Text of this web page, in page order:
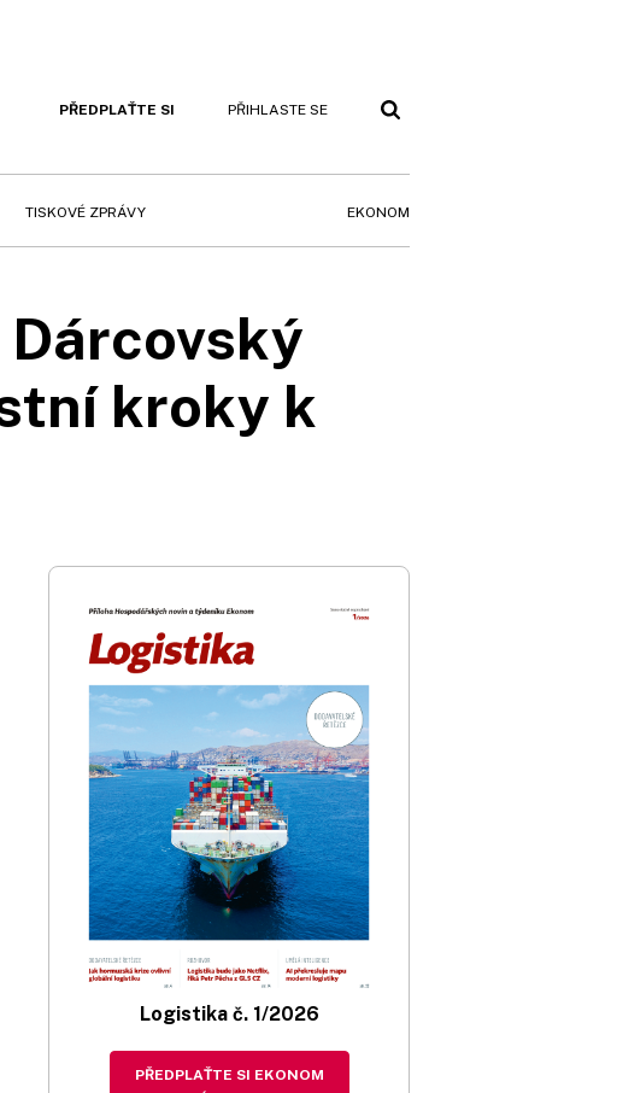
PŘEDPLAŤTE SI PŘIHLASTE SE
TISKOVÉ ZPRÁVY EKONOM
kroky k
Logistika č. 1/2026
PŘEDPLAŤTE SI EKONOM